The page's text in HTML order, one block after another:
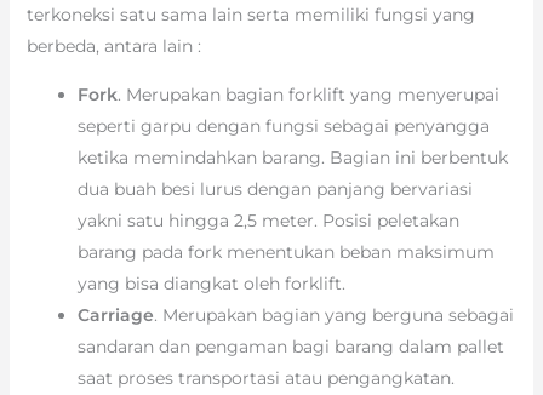
terkoneksi satu sama lain serta memiliki fungsi yang
berbeda, antara lain :
Fork. Merupakan bagian forklift yang menyerupai
seperti garpu dengan fungsi sebagai penyangga
ketika memindahkan barang. Bagian ini berbentuk
dua buah besi lurus dengan panjang bervariasi
yakni satu hingga 2,5 meter. Posisi peletakan
barang pada fork menentukan beban maksimum
yang bisa diangkat oleh forklift.
Carriage. Merupakan bagian yang berguna sebagai
sandaran dan pengaman bagi barang dalam pallet
saat proses transportasi atau pengangkatan.